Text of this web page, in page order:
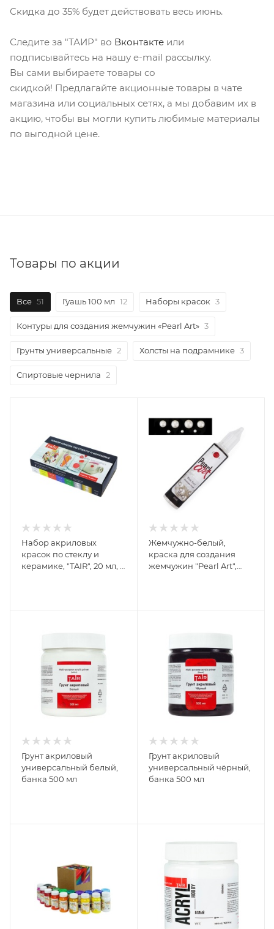
Скидка до 35% будет действовать весь июнь.
Следите за "ТАИР" во Вконтакте или
подписывайтесь на нашу e-mail рассылку.
Вы сами выбираете товары со
скидкой! Предлагайте акционные товары в чате
магазина или социальных сетях, а мы добавим их в
акцию, чтобы вы могли купить любимые материалы
по выгодной цене.
Товары по акции
Все 51 Гуашь 100 мл 12 Наборы красок 3
Контуры для создания жемчужин «Pearl Art» 3
Грунты универсальные 2 Холсты на подрамнике 3
Спиртовые чернила 2
Набор акриловых
красок по стеклу и
керамике, "TAIR", 20 мл, 8
Жемчужно-белый,
краска для создания
жемчужин "Pearl Art",
Грунт акриловый
универсальный белый,
банка 500 мл
Грунт акриловый
универсальный чёрный,
банка 500 мл